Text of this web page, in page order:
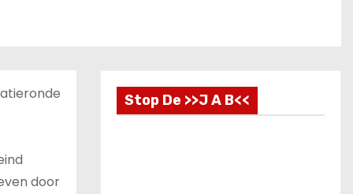
door
Stop De >>J A B<<